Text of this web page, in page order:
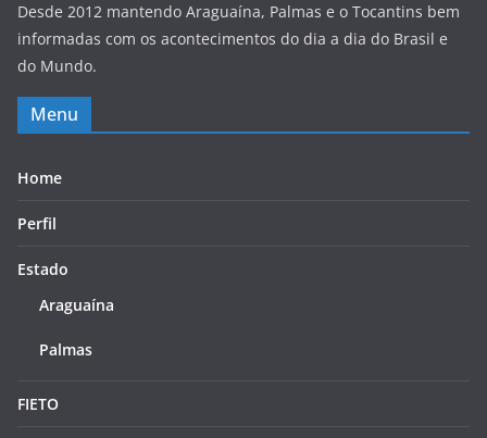
Desde 2012 mantendo Araguaína, Palmas e o Tocantins bem
informadas com os acontecimentos do dia a dia do Brasil e
do Mundo.
Menu
Home
Perfil
Estado
Araguaína
Palmas
FIETO